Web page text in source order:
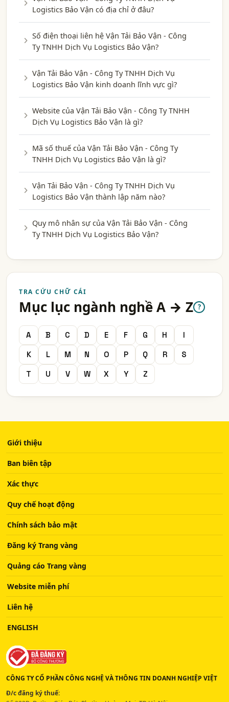
Logistics Bảo Vận có địa chỉ ở đâu?
Số điện thoại liên hệ Vận Tải Bảo Vận - Công
Ty TNHH Dịch Vụ Logistics Bảo Vận?
Vận Tải Bảo Vận - Công Ty TNHH Dịch Vụ
Logistics Bảo Vận kinh doanh lĩnh vực gì?
Website của Vận Tải Bảo Vận - Công Ty TNHH
Dịch Vụ Logistics Bảo Vận là gì?
Mã số thuế của Vận Tải Bảo Vận - Công Ty
TNHH Dịch Vụ Logistics Bảo Vận là gì?
Vận Tải Bảo Vận - Công Ty TNHH Dịch Vụ
Logistics Bảo Vận thành lập năm nào?
Quy mô nhân sự của Vận Tải Bảo Vận - Công
Ty TNHH Dịch Vụ Logistics Bảo Vận?
TRA CỨU CHỮ CÁI
Mục lục ngành nghề A → Z ?
A B C D E F G H
I
K
L M N O P Q R
S
T
U V W X Y Z
Giới thiệu
Ban biên tập
Xác thực
Quy chế hoạt động
Chính sách bảo mật
Đăng ký Trang vàng
Quảng cáo Trang vàng
Website miễn phí
Liên hệ
ENGLISH
CÔNG TY CỔ PHẦN CÔNG NGHỆ VÀ THÔNG TIN DOANH NGHIỆP VIỆT
Đ/c đăng ký thuế: